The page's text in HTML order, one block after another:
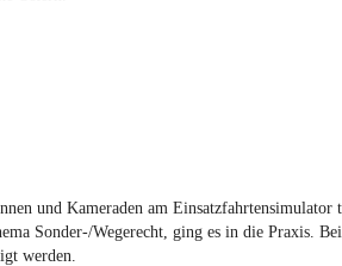
und Kameraden am Einsatzfahrtensimulator
Sonder-/Wegerecht, ging es in die Praxis.
werden.